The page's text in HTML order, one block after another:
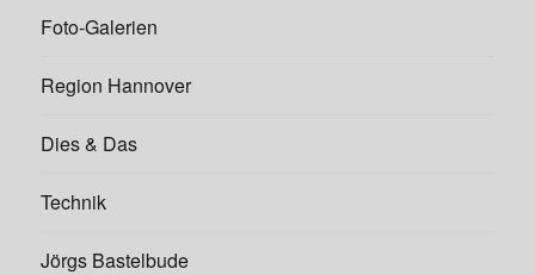
Foto-Galerien
Region Hannover
Dies & Das
Technik
Jörgs Bastelbude